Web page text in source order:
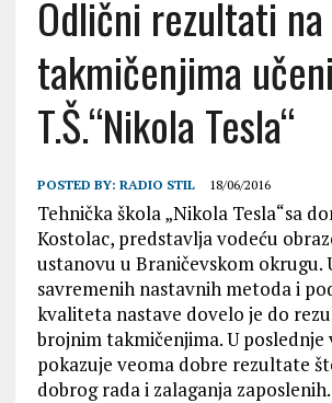
Odlični rezultati na
takmičenjima
T.Š.“Nikola Tesla“
POSTED BY: RADIO STIL 18/06/2016
Tehnička škola „Nikola Tesla“sa
Kostolac, predstavlja vodeću
ustanovu u Braničevskom okrugu.
savremenih nastavnih metoda i
kvaliteta nastave dovelo je do
brojnim takmičenjima. U poslednje
pokazuje veoma dobre rezultate
dobrog rada i zalaganja zaposlenih.